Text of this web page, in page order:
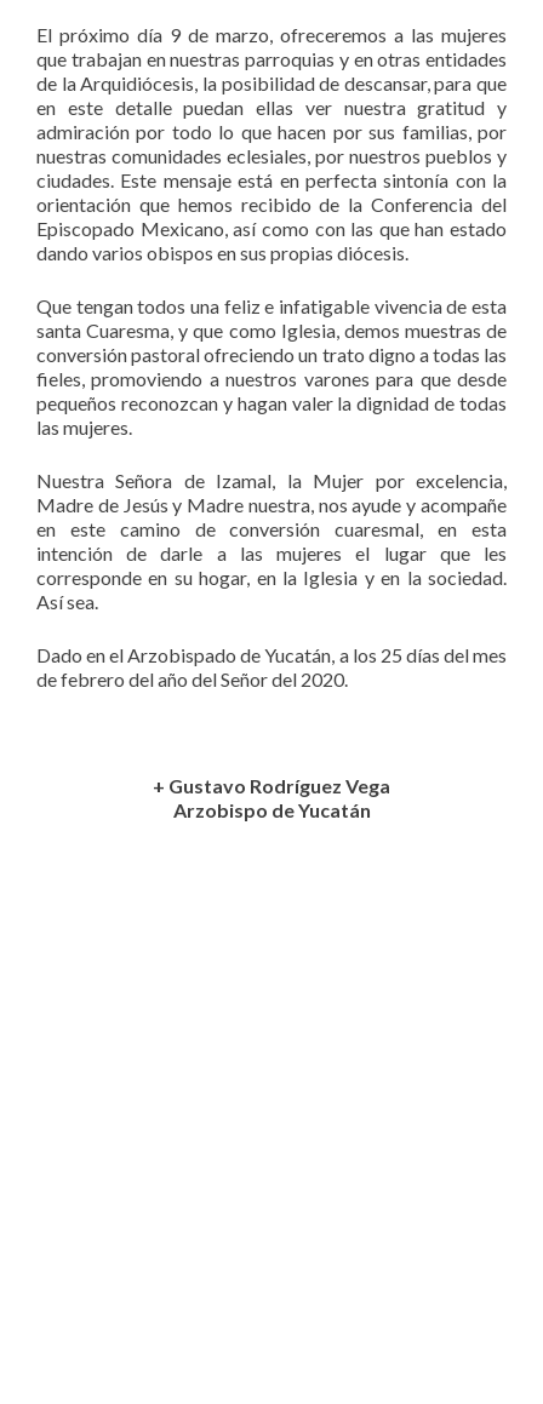
El próximo día 9 de marzo, ofreceremos a las mujeres
que trabajan en nuestras parroquias y en otras entidades
de la Arquidiócesis, la posibilidad de descansar, para que
en este detalle puedan ellas ver nuestra gratitud y
admiración por todo lo que hacen por sus familias, por
nuestras comunidades eclesiales, por nuestros pueblos y
ciudades. Este mensaje está en perfecta sintonía con la
orientación que hemos recibido de la Conferencia del
Episcopado Mexicano, así como con las que han estado
dando varios obispos en sus propias diócesis.
Que tengan todos una feliz e infatigable vivencia de esta
santa Cuaresma, y que como Iglesia, demos muestras de
conversión pastoral ofreciendo un trato digno a todas las
fieles, promoviendo a nuestros varones para que desde
pequeños reconozcan y hagan valer la dignidad de todas
las mujeres.
Nuestra Señora de Izamal, la Mujer por excelencia,
Madre de Jesús y Madre nuestra, nos ayude y acompañe
en este camino de conversión cuaresmal, en esta
intención de darle a las mujeres el lugar que les
corresponde en su hogar, en la Iglesia y en la sociedad.
Así sea.
Dado en el Arzobispado de Yucatán, a los 25 días del mes
de febrero del año del Señor del 2020.
+ Gustavo Rodríguez Vega
Arzobispo de Yucatán